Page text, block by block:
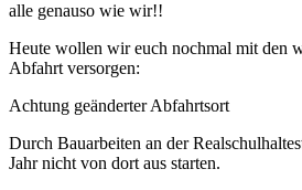
alle genauso wie wir!!
Heute wollen wir euch nochmal mit den
Abfahrt versorgen:
Achtung geänderter Abfahrtsort
Durch Bauarbeiten an der
Jahr nicht von dort aus starten.